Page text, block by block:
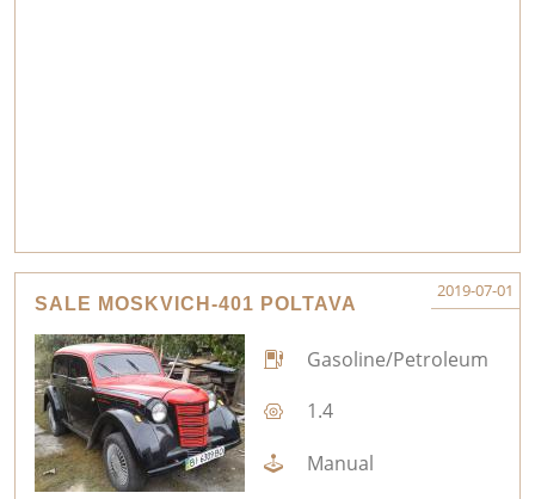
SALE MOSKVICH-401 POLTAVA
2019-07-01
Gasoline/Petroleum
1.4
Manual